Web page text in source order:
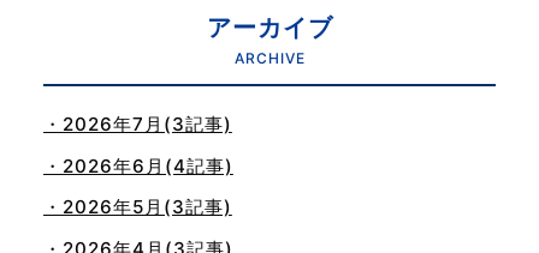
アーカイブ
ARCHIVE
・2026年7月(3記事)
・2026年6月(4記事)
・2026年5月(3記事)